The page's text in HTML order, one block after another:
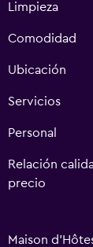
Limpieza
Comodidad
Ubicación
Servicios
Personal
Relación
precio
Maison